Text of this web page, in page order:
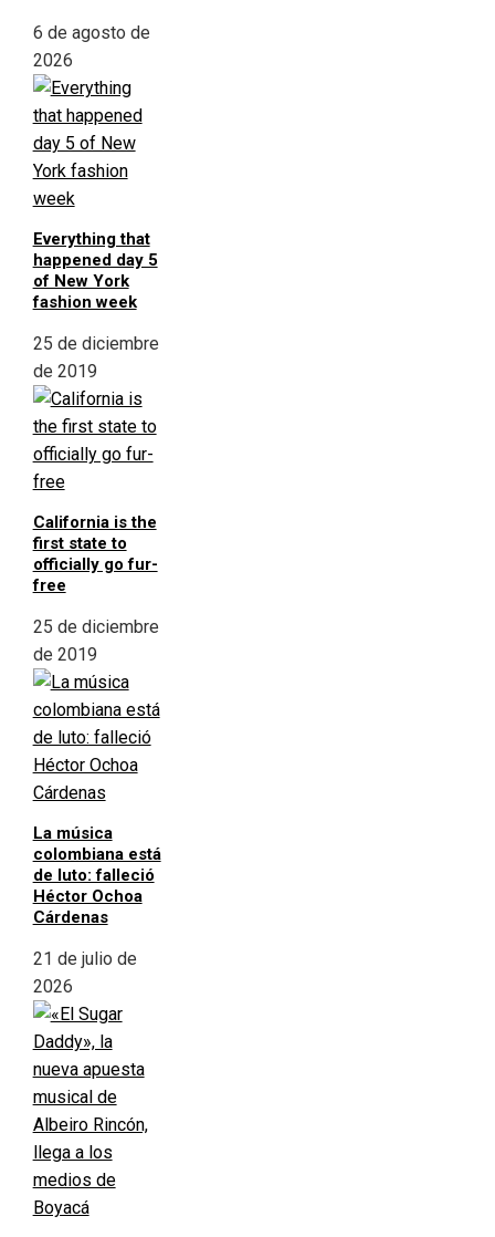
6 de agosto de
2026
Everything that
happened day 5
of New York
fashion week
25 de diciembre
de 2019
California is the
first state to
officially go fur-
free
25 de diciembre
de 2019
La música
colombiana está
de luto: falleció
Héctor Ochoa
Cárdenas
21 de julio de
2026